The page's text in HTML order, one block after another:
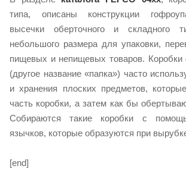
типа, описаны конструкции
высечки оберточного и складного
небольшого размера для упаковки,
пищевых и непищевых товаров. Коробки
(другое название «папка») часто
и хранения плоских предметов,
часть коробки, а затем как бы
Собираются такие коробки с
язычков, которые образуются при
[end]